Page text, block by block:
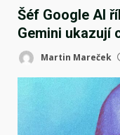
Šéf Google AI
Gemini ukazují
Martin Mareček